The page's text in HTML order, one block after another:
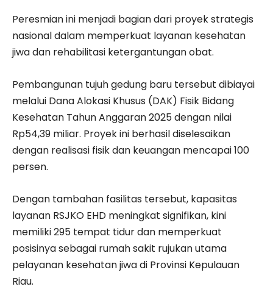
Peresmian ini menjadi bagian dari proyek strategis
nasional dalam memperkuat layanan kesehatan
jiwa dan rehabilitasi ketergantungan obat.
Pembangunan tujuh gedung baru tersebut dibiayai
melalui Dana Alokasi Khusus (DAK) Fisik Bidang
Kesehatan Tahun Anggaran 2025 dengan nilai
Rp54,39 miliar. Proyek ini berhasil diselesaikan
dengan realisasi fisik dan keuangan mencapai 100
persen.
Dengan tambahan fasilitas tersebut, kapasitas
layanan RSJKO EHD meningkat signifikan, kini
memiliki 295 tempat tidur dan memperkuat
posisinya sebagai rumah sakit rujukan utama
pelayanan kesehatan jiwa di Provinsi Kepulauan
Riau.